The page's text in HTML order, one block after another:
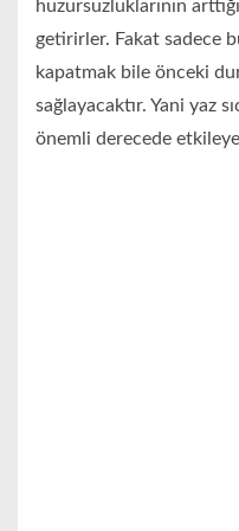
huzursuzluklarının
getirirler. Fakat sadece bu
kapatmak bile önceki
sağlayacaktır. Yani yaz
önemli derecede